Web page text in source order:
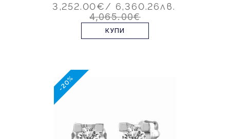
3,252.00€/ 6,360.26лв.
4,065.00€
КУПИ
-20%